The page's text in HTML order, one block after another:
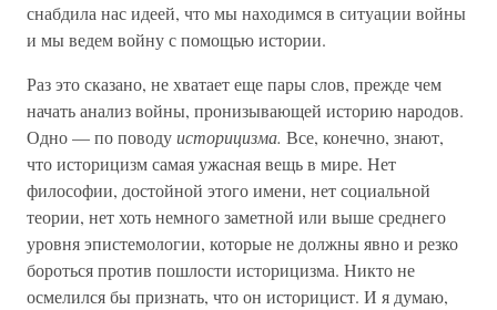
снабдила нас идеей, что мы находимся в ситуации войны
и мы ведем войну с помощью истории.
Раз это сказано, не хватает еще пары слов, прежде чем
начать анализ войны, пронизывающей историю народов.
Одно — по поводуисторицизма. Все, конечно, знают,
что историцизм самая ужасная вещь в мире. Нет
философии, достойной этого имени, нет социальной
теории, нет хоть немного заметной или выше среднего
уровня эпистемологии, которые не должны явно и резко
бороться против пошлости историцизма. Никто не
осмелился бы признать, что он историцист. И я думаю,